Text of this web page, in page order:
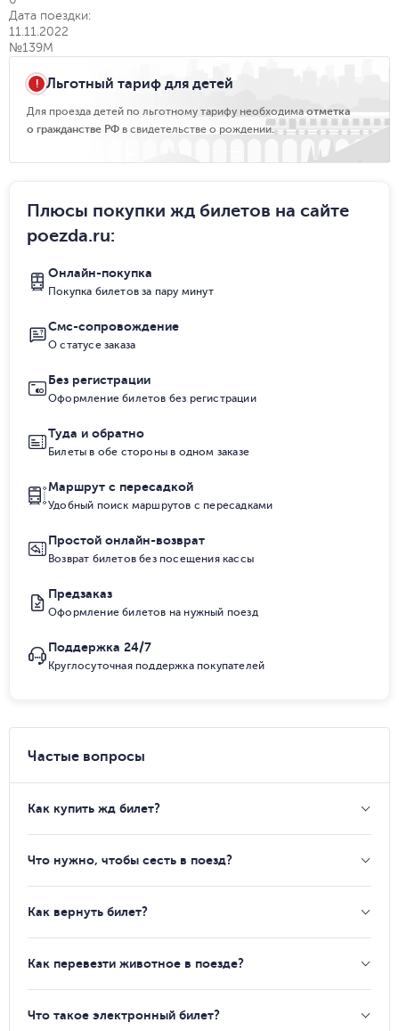
Дата поездки:
11.11.2022
№139М
Льготный тариф для детей
Для проезда детей по льготному тарифу необходима отметка
о гражданстве РФ в свидетельстве о рождении.
Плюсы покупки жд билетов на сайте
poezda.ru:
Онлайн-покупка
Покупка билетов за пару минут
Смс-сопровождение
О статусе заказа
Без регистрации
Оформление билетов без регистрации
Туда и обратно
Билеты в обе стороны в одном заказе
Маршрут с пересадкой
Удобный поиск маршрутов с пересадками
Простой онлайн-возврат
Возврат билетов без посещения кассы
Предзаказ
Оформление билетов на нужный поезд
Поддержка 24/7
Круглосуточная поддержка покупателей
Частые вопросы
Как купить жд билет?
Что нужно, чтобы сесть в поезд?
Как вернуть билет?
Как перевезти животное в поезде?
Что такое электронный билет?